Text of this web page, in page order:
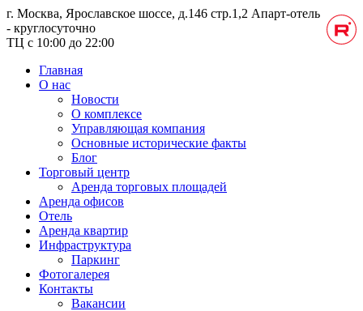
г. Москва, Ярославское шоссе, д.146 стр.1,2 Апарт-отель
- круглосуточно
ТЦ с 10:00 до 22:00
Главная
О нас
Новости
О комплексе
Управляющая компания
Основные исторические факты
Блог
Торговый центр
Аренда торговых площадей
Аренда офисов
Отель
Аренда квартир
Инфраструктура
Паркинг
Фотогалерея
Контакты
Вакансии